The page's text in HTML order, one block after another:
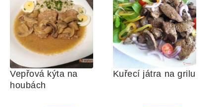
Vepřová kýta na
houbách
Kuřecí játra na grilu